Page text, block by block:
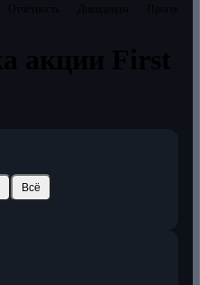
Всё